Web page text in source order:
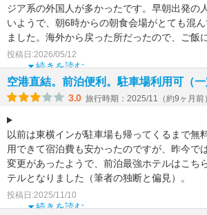
ジア系の外国人が多かったです。早朝出発の
いようで、朝6時からの朝食会場がとても混
ました。海外から戻った所だったので、ご飯
汁と和食のおかず
続きを読む
投稿日:2026/05/12
空港直結。前泊便利。駐車場利用可（一
3.0 旅行時期：2025/11（約9ヶ月前）
以前は東横インが駐車場も帰ってくるまで無
用できて宿泊費も安かったのですが、昨今で
変更があったようで、前泊最強ホテルはこち
テルとなりました（筆者の独断と偏見）。
アクセスは空港前
続きを読む
投稿日:2025/11/10